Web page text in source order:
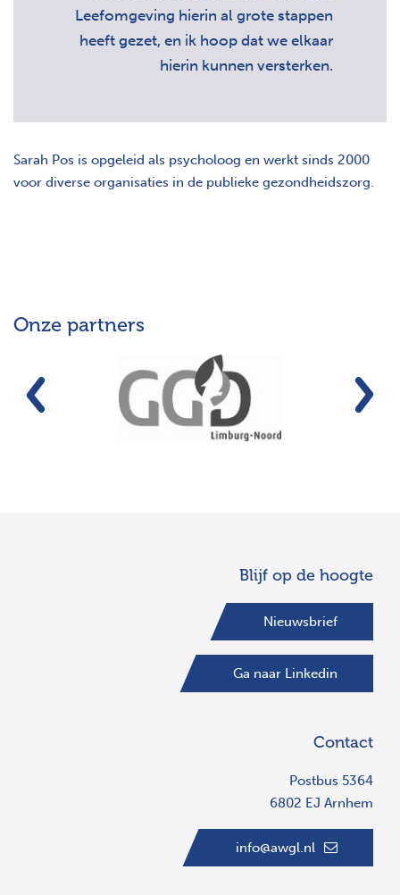
Leefomgeving hierin al grote stappen
heeft gezet, en ik hoop dat we elkaar
hierin kunnen versterken.
Sarah Pos is opgeleid als psycholoog en werkt sinds 2000
voor diverse organisaties in de publieke gezondheidszorg.
Onze partners
Blijf op de hoogte
Nieuwsbrief
Ga naar Linkedin
Contact
Postbus 5364
6802 EJ Arnhem
info@awgl.nl